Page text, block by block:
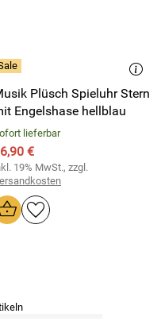
Plüsch Spieluhr Stern
Engelshase hellblau
lieferbar
€
19% MwSt., zzgl.